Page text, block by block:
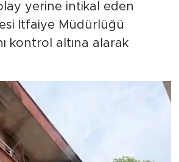
yerine intikal eden
İtfaiye Müdürlüğü
kontrol altına alarak